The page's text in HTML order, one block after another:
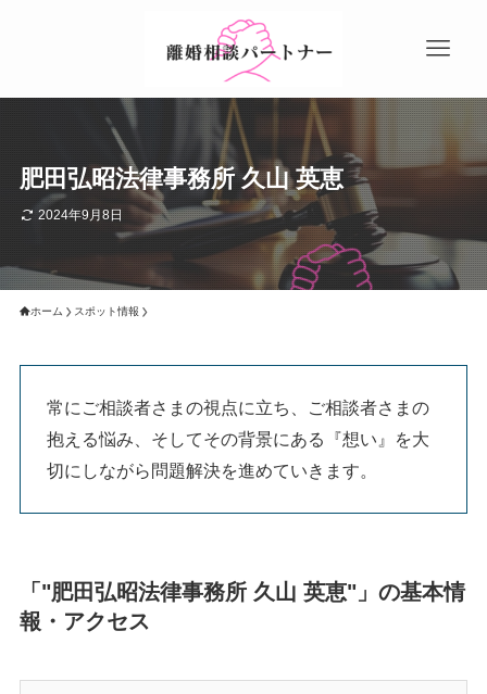
肥田弘昭法律事務所 久山 英恵
2024年9月8日
ホーム スポット情報
常にご相談者さまの視点に立ち、ご相談者さまの
抱える悩み、そしてその背景にある『想い』を大
切にしながら問題解決を進めていきます。
「"肥田弘昭法律事務所 久山 英恵"」の基本情
報・アクセス